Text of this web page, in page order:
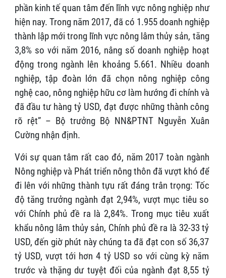
phần kinh tế quan tâm đến lĩnh vực nông nghiệp như
hiện nay. Trong năm 2017, đã có 1.955 doanh nghiệp
thành lập mới trong lĩnh vực nông lâm thủy sản, tăng
3,8% so với năm 2016, nâng số doanh nghiệp hoạt
động trong ngành lên khoảng 5.661. Nhiều doanh
nghiệp, tập đoàn lớn đã chọn nông nghiệp công
nghệ cao, nông nghiệp hữu cơ làm hướng đi chính và
đã đầu tư hàng tỷ USD, đạt được những thành công
rõ rệt” – Bộ trưởng Bộ NN&PTNT Nguyễn Xuân
Cường nhận định.
Với sự quan tâm rất cao đó, năm 2017 toàn ngành
Nông nghiệp và Phát triển nông thôn đã vượt khó để
đi lên với những thành tựu rất đáng trân trọng: Tốc
độ tăng trưởng ngành đạt 2,94%, vượt mục tiêu so
với Chính phủ đề ra là 2,84%. Trong mục tiêu xuất
khẩu nông lâm thủy sản, Chính phủ đề ra là 32-33 tỷ
USD, đến giờ phút này chúng ta đã đạt con số 36,37
tỷ USD, vượt tới hơn 4 tỷ USD so với cùng kỳ năm
trước và thặng dư tuyệt đối của ngành đạt 8,55 tỷ